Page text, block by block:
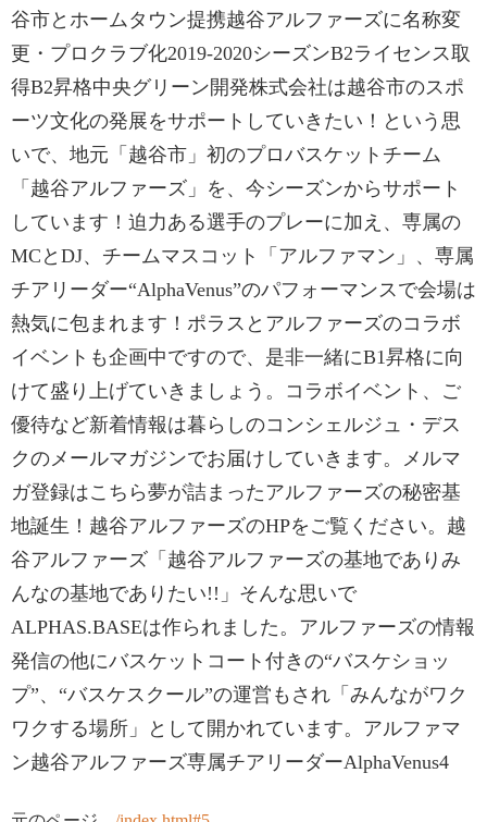
谷市とホームタウン提携越谷アルファーズに名称変
更・プロクラブ化2019-2020シーズンB2ライセンス取
得B2昇格中央グリーン開発株式会社は越谷市のスポ
ーツ文化の発展をサポートしていきたい！という思
いで、地元「越谷市」初のプロバスケットチーム
「越谷アルファーズ」を、今シーズンからサポート
しています！迫力ある選手のプレーに加え、専属の
MCとDJ、チームマスコット「アルファマン」、専属
チアリーダー“AlphaVenus”のパフォーマンスで会場は
熱気に包まれます！ポラスとアルファーズのコラボ
イベントも企画中ですので、是非一緒にB1昇格に向
けて盛り上げていきましょう。コラボイベント、ご
優待など新着情報は暮らしのコンシェルジュ・デス
クのメールマガジンでお届けしていきます。メルマ
ガ登録はこちら夢が詰まったアルファーズの秘密基
地誕生！越谷アルファーズのHPをご覧ください。越
谷アルファーズ「越谷アルファーズの基地でありみ
んなの基地でありたい!!」そんな思いで
ALPHAS.BASEは作られました。アルファーズの情報
発信の他にバスケットコート付きの“バスケショッ
プ”、“バスケスクール”の運営もされ「みんながワク
ワクする場所」として開かれています。アルファマ
ン越谷アルファーズ専属チアリーダーAlphaVenus4